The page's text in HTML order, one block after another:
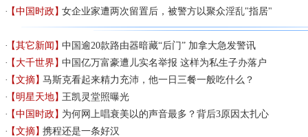
【中国时政】女企业家遭两次留置后，被警方以聚众淫乱"指居"
【其它新闻】中国逾20款路由器暗藏“后门” 加拿大急发警讯
【大千世界】中国亿万富豪遭儿实名举报 这样为私生子办落户
【文摘】马斯克看起来精力充沛，他一日三餐一般吃什么？
【明星天地】王凯灵堂照曝光
【中国时政】为何网上唱衰美以的声音最多？背后3原因太扎心
【文摘】携程还是一条好汉